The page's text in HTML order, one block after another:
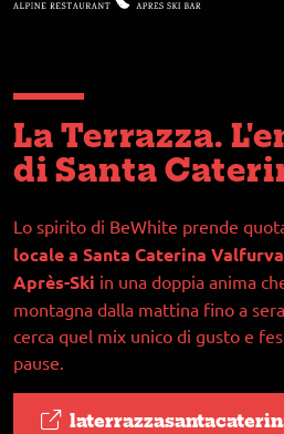
La Terrazza.
di Santa
Lo spirito di BeWhite prende
locale a Santa Caterina Valfurva
Après-Ski in una doppia anima
montagna dalla mattina fino a
cerca quel mix unico di gusto e
pause.